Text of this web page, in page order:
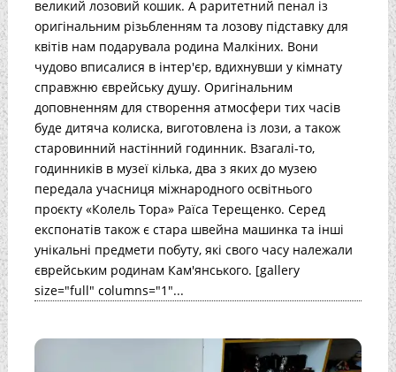
великий лозовий кошик. А раритетний пенал із
оригінальним різьбленням та лозову підставку для
квітів нам подарувала родина Малкіних. Вони
чудово вписалися в інтер'єр, вдихнувши у кімнату
справжню єврейську душу. Оригінальним
доповненням для створення атмосфери тих часів
буде дитяча колиска, виготовлена із лози, а також
старовинний настінний годинник. Взагалі-то,
годинників в музеї кілька, два з яких до музею
передала учасниця міжнародного освітнього
проєкту «Колель Тора» Раїса Терещенко. Серед
експонатів також є стара швейна машинка та інші
унікальні предмети побуту, які свого часу належали
єврейським родинам Кам'янського. [gallery
size="full" columns="1"...